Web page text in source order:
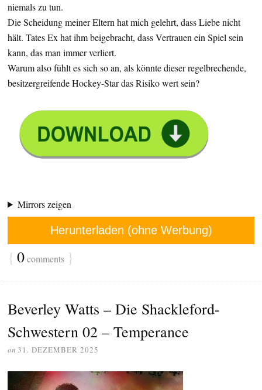
niemals zu tun.
Die Scheidung meiner Eltern hat mich gelehrt, dass Liebe nicht
hält. Tates Ex hat ihm beigebracht, dass Vertrauen ein Spiel sein
kann, das man immer verliert.
Warum also fühlt es sich so an, als könnte dieser regelbrechende,
besitzergreifende Hockey-Star das Risiko wert sein?
Mirrors zeigen
Herunterladen (ohne Werbung)
{ 0comments }
Beverley Watts – Die Shackleford-
Schwestern 02 – Temperance
on 31. DEZEMBER 2025